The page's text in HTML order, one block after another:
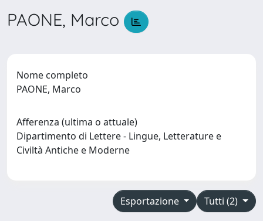
PAONE, Marco
Nome completo
PAONE, Marco
Afferenza (ultima o attuale)
Dipartimento di Lettere - Lingue, Letterature e
Civiltà Antiche e Moderne
Tutti (2)
Esportazione